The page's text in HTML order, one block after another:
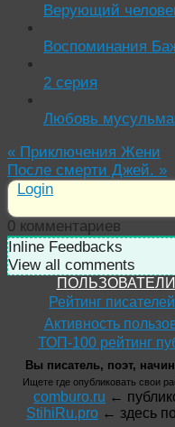
Верующий
Воспоминания
2 серия
Любовь
« Приключения Жени
После смерти Джей. »
Login
0 комментариев
Inline Feedbacks
View all comments
Рейтинг
Активность
ТОП-100 рейтинг
Вы писатель, поэт,
Ищете где опубликовать свои
comburo.ru ←
StihiRu.pro ← здесь